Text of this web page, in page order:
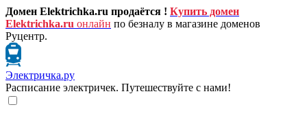
Домен Elektrichka.ru продаётся ! Купить домен
Elektrichka.ru онлайн по безналу в магазине доменов
Руцентр.
Электричка.ру
Расписание электричек. Путешествуйте с нами!